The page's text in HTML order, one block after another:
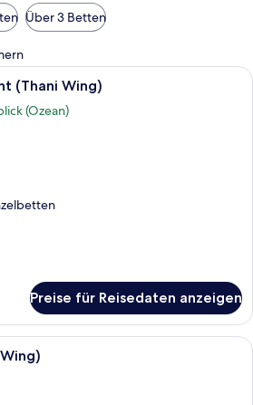
Über 3 Betten
Ein modernes Badezimmer mit
(Thani Wing)
(Ozean)
Preise für Reisedaten anzeigen
Ein Hotelzimmer mit einem großen